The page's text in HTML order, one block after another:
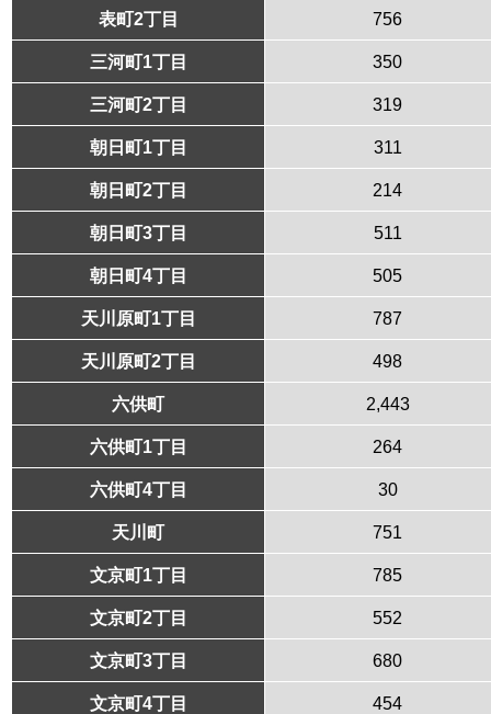
表町2丁目 756
三河町1丁目 350
三河町2丁目 319
朝日町1丁目 311
朝日町2丁目 214
朝日町3丁目 511
朝日町4丁目 505
天川原町1丁目 787
天川原町2丁目 498
六供町 2,443
六供町1丁目 264
六供町4丁目 30
天川町 751
文京町1丁目 785
文京町2丁目 552
文京町3丁目 680
文京町4丁目 454